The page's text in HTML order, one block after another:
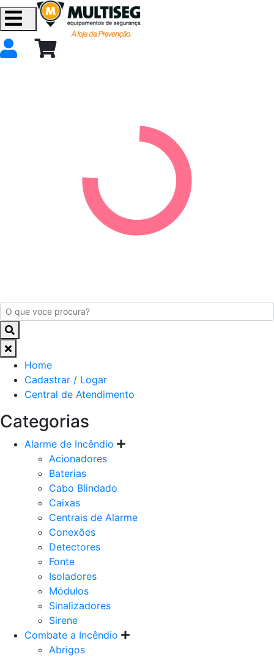
Home
Cadastrar / Logar
Central de Atendimento
Categorias
Alarme de Incêndio
Acionadores
Baterias
Cabo Blindado
Caixas
Centrais de Alarme
Conexões
Detectores
Fonte
Isoladores
Módulos
Sinalizadores
Sirene
Combate a Incêndio
Abrigos